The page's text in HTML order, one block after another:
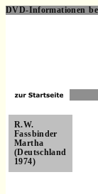
DVD-Informationen
R.W.
Fassbinder
Martha
(Deutschland
1974)